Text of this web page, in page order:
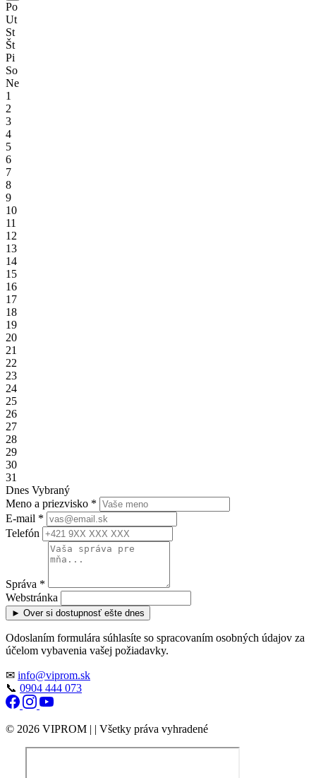
Po
Ut
St
Št
Pi
So
Ne
1
2
3
4
5
6
7
8
9
10
11
12
13
14
15
16
17
18
19
20
21
22
23
24
25
26
27
28
29
30
31
Dnes Vybraný
Meno a priezvisko *
E-mail *
Telefón
Správa *
Webstránka
► Over si dostupnosť ešte dnes
Odoslaním formulára súhlasíte so spracovaním osobných údajov za
účelom vybavenia vašej požiadavky.
✉ info@viprom.sk
📞 0904 444 073
© 2026 VIPROM | | Všetky práva vyhradené